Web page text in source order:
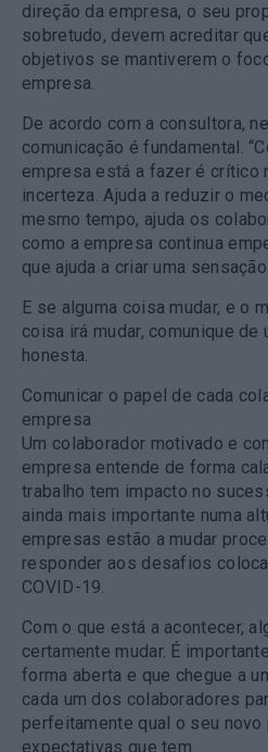
direção da empresa, o seu
sobretudo, devem acreditar
objetivos se mantiverem o
empresa.
De acordo com a consultora,
comunicação é fundamental.
empresa está a fazer é crítico
incerteza. Ajuda a reduzir o
mesmo tempo, ajuda os
como a empresa continua
que ajuda a criar uma
E se alguma coisa mudar, e o
coisa irá mudar, comunique de
honesta.
Comunicar o papel de cada
empresa
Um colaborador motivado e
empresa entende de forma
trabalho tem impacto no
ainda mais importante numa
empresas estão a mudar
responder aos desafios
COVID-19.
Com o que está a acontecer,
certamente mudar. É
forma aberta e que chegue a
cada um dos colaboradores
perfeitamente qual o seu novo
expectativas que tem.